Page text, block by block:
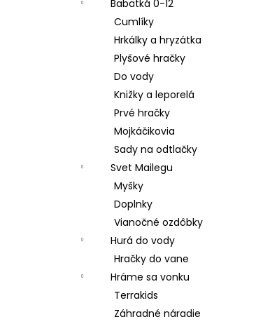
Babätká 0-12
Cumlíky
Hrkálky a hryzátka
Plyšové hračky
Do vody
Knižky a leporelá
Prvé hračky
Mojkáčikovia
Sady na odtlačky
Svet Mailegu
Myšky
Doplnky
Vianočné ozdôbky
Hurá do vody
Hračky do vane
Hráme sa vonku
Terrakids
Záhradné náradie